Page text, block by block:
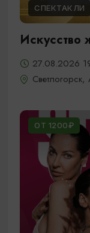
СПЕКТАКЛИ
Искусство
27.08.2026
Светлогорск,
ОТ 1200₽